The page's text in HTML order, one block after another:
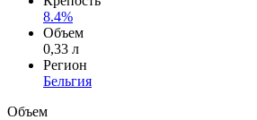
8.4%
Объем
0,33 л
Регион
Бельгия
Объем